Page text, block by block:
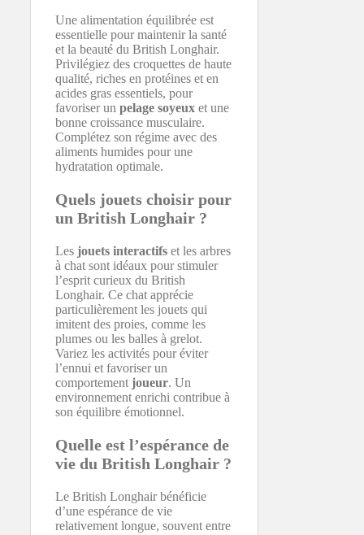
Une alimentation équilibrée est
essentielle pour maintenir la santé
et la beauté du British Longhair.
Privilégiez des croquettes de haute
qualité, riches en protéines et en
acides gras essentiels, pour
favoriser un pelage soyeux et une
bonne croissance musculaire.
Complétez son régime avec des
aliments humides pour une
hydratation optimale.
Quels jouets choisir pour
un British Longhair ?
Les jouets interactifs et les arbres
à chat sont idéaux pour stimuler
l’esprit curieux du British
Longhair. Ce chat apprécie
particulièrement les jouets qui
imitent des proies, comme les
plumes ou les balles à grelot.
Variez les activités pour éviter
l’ennui et favoriser un
comportement joueur. Un
environnement enrichi contribue à
son équilibre émotionnel.
Quelle est l’espérance de
vie du British Longhair ?
Le British Longhair bénéficie
d’une espérance de vie
relativement longue, souvent entre